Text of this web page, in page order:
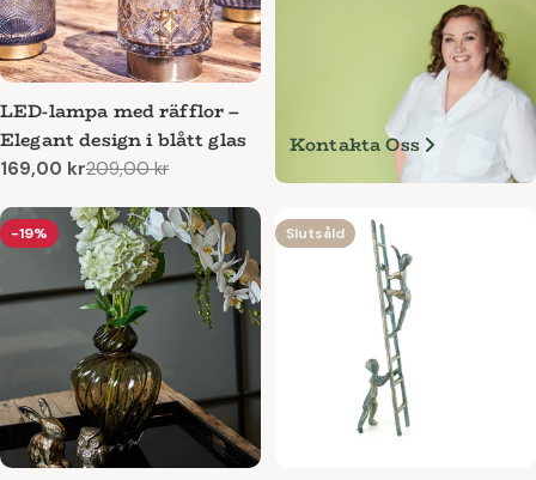
LED-lampa med räfflor –
Elegant design i blått glas
Reapris
169,00 kr
Ordinarie209,00 kr
Kontakta Oss
-19% Slutsåld